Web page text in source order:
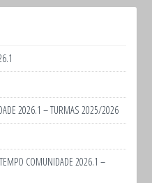
2026.1 – TURMAS 2025/2026
COMUNIDADE 2026.1 –